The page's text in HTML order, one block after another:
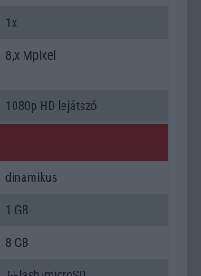
1x
8,x Mpixel
1080p HD lejátszó
dinamikus
1 GB
8 GB